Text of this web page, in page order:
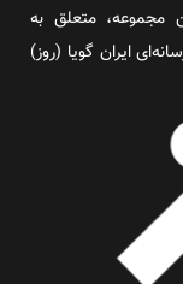
مجموعه، متعلق به
ایران گویا (روز)